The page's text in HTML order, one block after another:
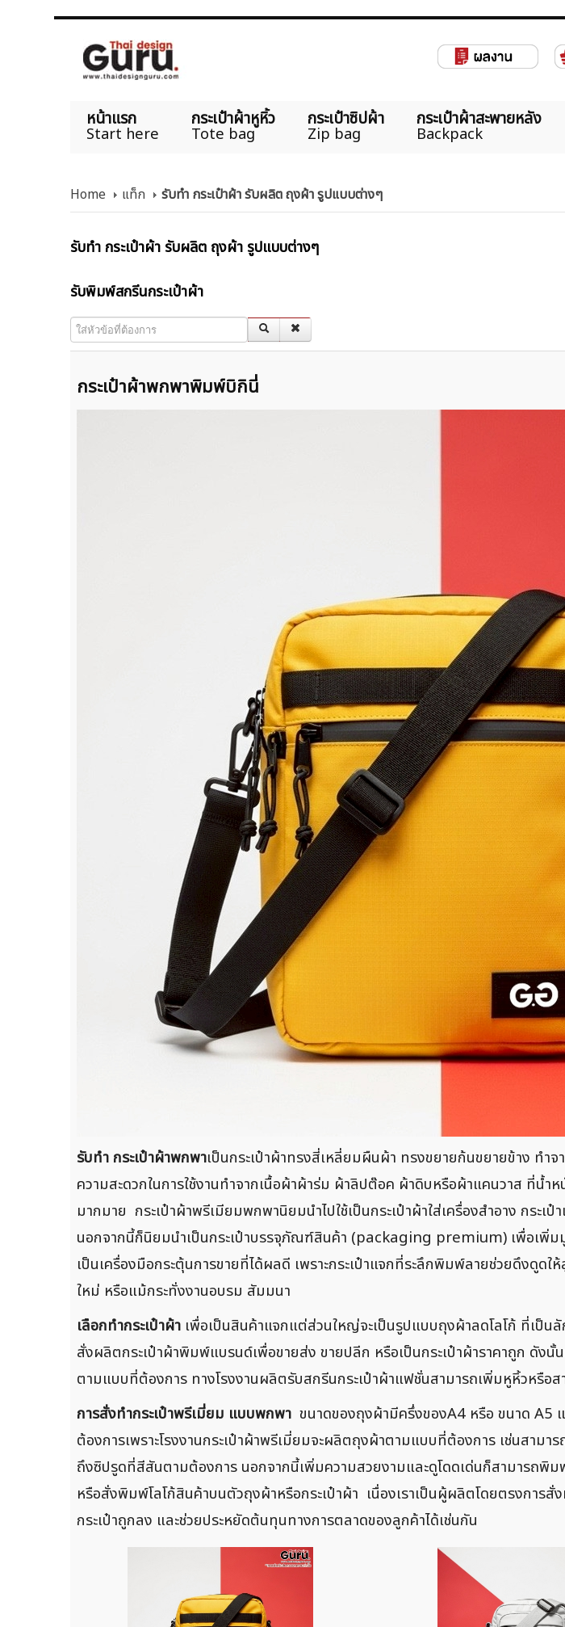
หน้าแรก
Start here
กระเป๋าผ้าหูหิ้ว
Tote bag
กระเป๋าซิปผ้า
Zip bag
กระเป๋าผ้าสะพายหลัง
Backpack
Home แท็ก รับทำ กระเป๋าผ้า รับผลิต ถุงผ้า รูปแบบต่างๆ
รับทำ กระเป๋าผ้า รับผลิต ถุงผ้า รูปแบบต่างๆ
รับพิมพ์สกรีนกระเป๋าผ้า
ใส่หัวข้อที่ต้องการ
กระเป๋าผ้าพกพาพิมพ์บิกินี่
รับทำ กระเป๋าผ้าพกพาเป็นกระเป๋าผ้าทรงสี่เหลี่ยมผืนผ้า ทรงขยายก้นขยายข้าง ท
ความสะดวกในการใช้งานทำจากเนื้อผ้าผ้าร่ม ผ้าลิปต๊อค ผ้าดิบหรือผ้าแคนวาส ที่น้ำ
มากมาย กระเป๋าผ้าพรีเมียมพกพานิยมนำไปใช้เป็นกระเป๋าผ้าใส่เครื่องสำอาง กระเ
นอกจากนี้ก็นิยมนำเป็นกระเป๋าบรรจุภัณฑ์สินค้า (packaging premium) เพื่อเพิ่ม
เป็นเครื่องมือกระตุ้นการขายที่ได้ผลดี เพราะกระเป๋าแจกที่ระลึกพิมพ์ลายช่วยดึงดู
ใหม่ หรือแม้กระทั่งงานอบรม สัมมนา
เลือกทำกระเป๋าผ้า เพื่อเป็นสินค้าแจกแต่ส่วนใหญ่จะเป็นรูปแบบถุงผ้าลดโลโก้ ที่เป็
สั่งผลิตกระเป๋าผ้าพิมพ์แบรนด์เพื่อขายส่ง ขายปลีก หรือเป็นกระเป๋าผ้าราคาถูก ดัง
ตามแบบที่ต้องการ ทางโรงงานผลิตรับสกรีนกระเป๋าผ้าแฟชั่นสามารถเพิ่มหูหิ้วหรือส
การสั่งทำกระเป๋าพรีเมี่ยม แบบพกพา ขนาดของถุงผ้ามีครึ่งของA4 หรือ ขนาด A5
ต้องการเพราะโรงงานกระเป๋าผ้าพรีเมี่ยมจะผลิตถุงผ้าตามแบบที่ต้องการ เช่นสาม
ถึงซิปรูดที่สีสันตามต้องการ นอกจากนี้เพิ่มความสวยงามและดูโดดเด่นก็สามารถพิ
หรือสั่งพิมพ์โลโก้สินค้าบนตัวถุงผ้าหรือกระเป๋าผ้า เนื่องเราเป็นผู้ผลิตโดยตรงการ
กระเป๋าถูกลง และช่วยประหยัดต้นทุนทางการตลาดของลูกค้าได้เช่นกัน